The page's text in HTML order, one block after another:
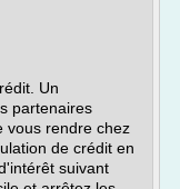
Un
partenaires
vous rendre chez
de crédit en
suivant